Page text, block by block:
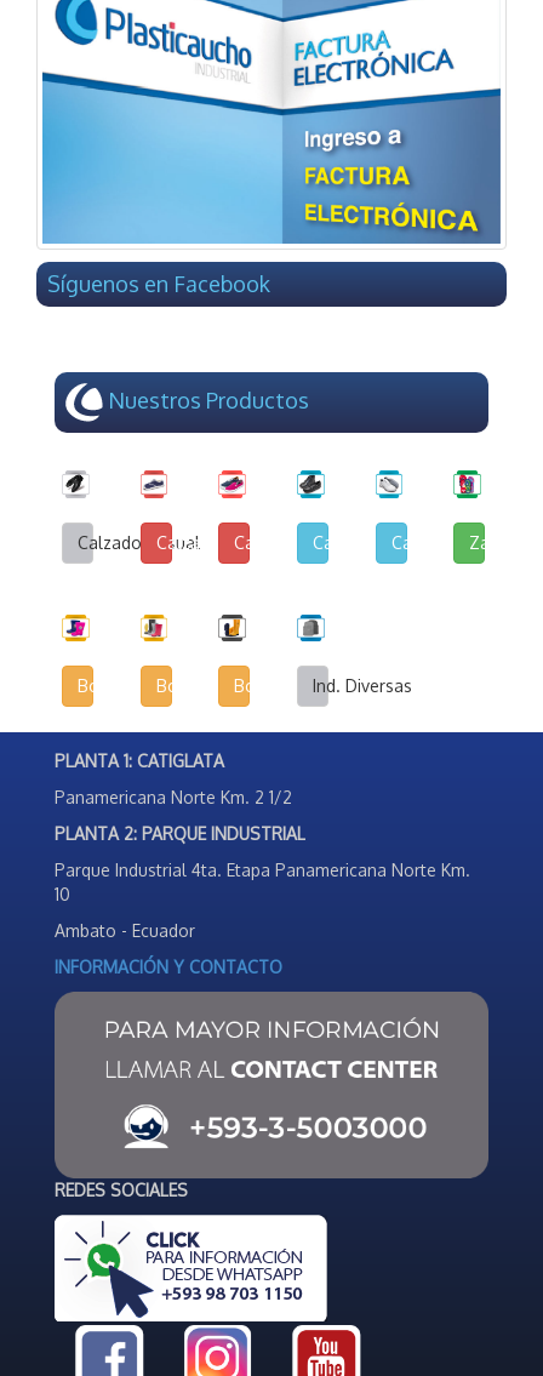
Síguenos en Facebook
Nuestros Productos
Calzado CasualCalzado de Lona y Cuerina
Calzado de Lona Urbana
Calzado EscolarCalzado Deportivo
Botas InfantilesBotas AgrícolasBotas de Seguridad Industrial
Ind. Diversas
PLANTA 1: CATIGLATA
Panamericana Norte Km. 2 1/2
PLANTA 2: PARQUE INDUSTRIAL
Parque Industrial 4ta. Etapa Panamericana Norte Km.
10
Ambato - Ecuador
INFORMACIÓN Y CONTACTO
REDES SOCIALES